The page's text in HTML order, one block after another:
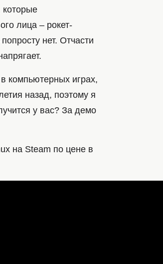
которые
лица – рокет-
нет. Отчасти
компьютерных играх,
назад, поэтому я
у вас? За демо
на Steam по цене в